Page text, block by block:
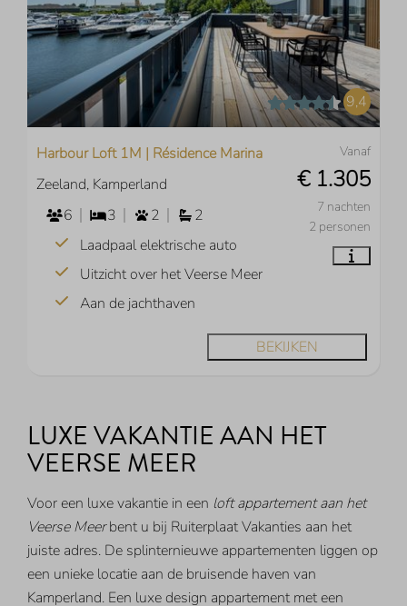
9,4
Vanaf
€ 1.305
7 nachten
2 personen
Harbour Loft 1M | Résidence Marina
Zeeland, Kamperland
6
3 2
2
Laadpaal elektrische auto
Uitzicht over het Veerse Meer
Aan de jachthaven
BEKIJKEN
LUXE VAKANTIE AAN HET
VEERSE MEER
Voor een luxe vakantie in een loft appartement aan het
Veerse Meerbent u bij Ruiterplaat Vakanties aan het
juiste adres. De splinternieuwe appartementen liggen op
een unieke locatie aan de bruisende haven van
Kamperland. Een luxe design appartement met een